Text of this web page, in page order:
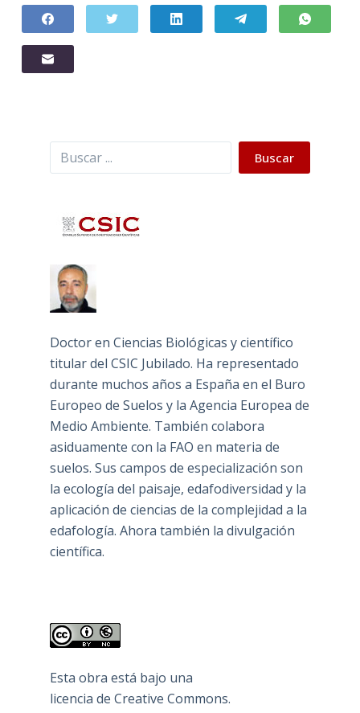
Buscar Buscar
Doctor en Ciencias Biológicas y científico
titular del CSIC Jubilado. Ha representado
durante muchos años a España en el Buro
Europeo de Suelos y la Agencia Europea de
Medio Ambiente. También colabora
asiduamente con la FAO en materia de
suelos. Sus campos de especialización son
la ecología del paisaje, edafodiversidad y la
aplicación de ciencias de la complejidad a la
edafología. Ahora también la divulgación
científica.
Esta obra está bajo una
licencia de Creative Commons.